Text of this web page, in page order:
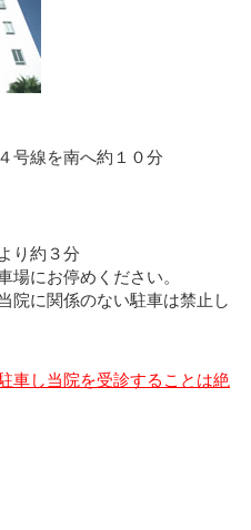
号線を南へ約１０分
り約３分
にお停めください。
院に関係のない駐車は禁止し
車し当院を受診することは絶